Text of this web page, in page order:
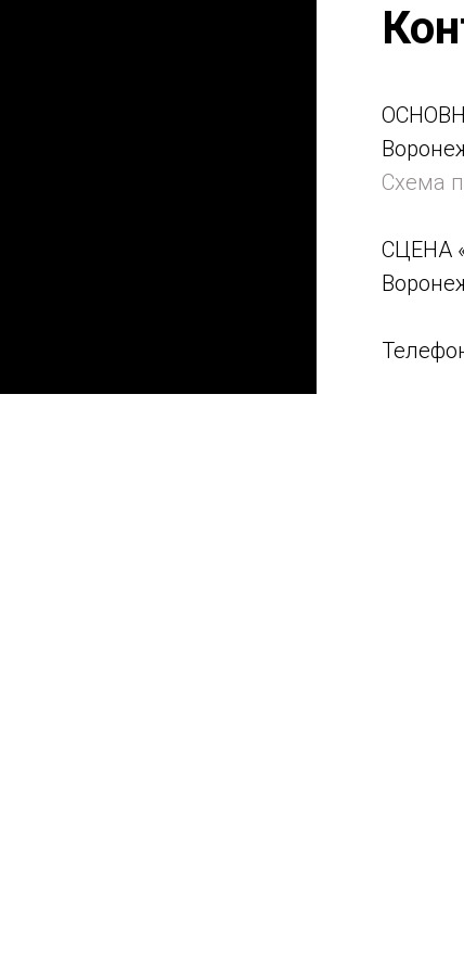
Схема
СЦЕНА